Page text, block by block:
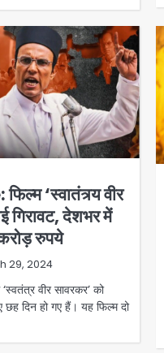
‘स्वातंत्र्य वीर
गिरावट, देशभर में
रुपये
29, 2024
वीर सावरकर’ को
छह दिन हो गए हैं। यह फिल्म दो